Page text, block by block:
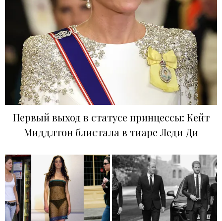
Первый выход в статусе принцессы: Кейт
Миддлтон блистала в тиаре Леди Ди